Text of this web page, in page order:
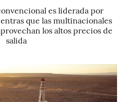
es liderada por
que las multinacionales
los altos precios de
salida